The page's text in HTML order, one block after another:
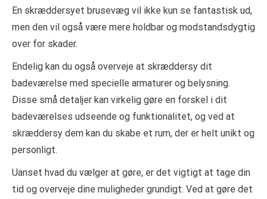
En skræddersyet brusevæg vil ikke kun se fantastisk ud,
men den vil også være mere holdbar og modstandsdygtig
over for skader.
Endelig kan du også overveje at skræddersy dit
badeværelse med specielle armaturer og belysning.
Disse små detaljer kan virkelig gøre en forskel i dit
badeværelses udseende og funktionalitet, og ved at
skræddersy dem kan du skabe et rum, der er helt unikt og
personligt.
Uanset hvad du vælger at gøre, er det vigtigt at tage din
tid og overveje dine muligheder grundigt. Ved at gøre det